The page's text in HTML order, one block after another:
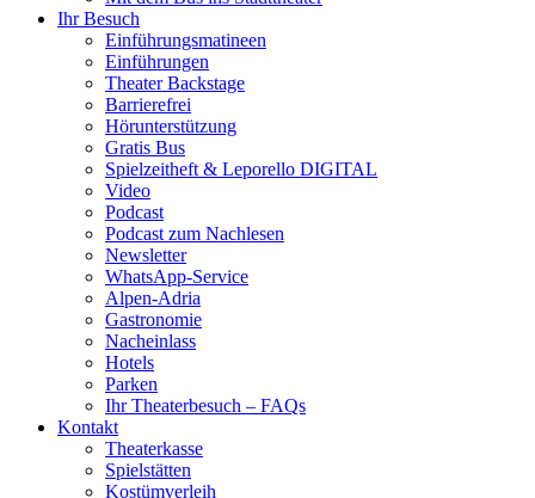
Ihr Besuch
Einführungsmatineen
Einführungen
Theater Backstage
Barrierefrei
Hörunterstützung
Gratis Bus
Spielzeitheft & Leporello DIGITAL
Video
Podcast
Podcast zum Nachlesen
Newsletter
WhatsApp-Service
Alpen-Adria
Gastronomie
Nacheinlass
Hotels
Parken
Ihr Theaterbesuch – FAQs
Kontakt
Theaterkasse
Spielstätten
Kostümverleih